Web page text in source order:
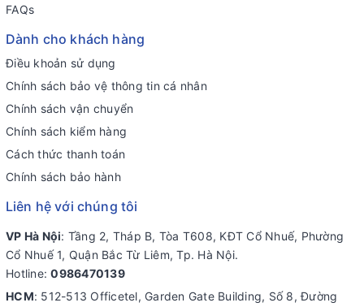
FAQs
Dành cho khách hàng
Điều khoản sử dụng
Chính sách bảo vệ thông tin cá nhân
Chính sách vận chuyển
Chính sách kiểm hàng
Cách thức thanh toán
Chính sách bảo hành
Liên hệ với chúng tôi
VP Hà Nội: Tầng 2, Tháp B, Tòa T608, KĐT Cổ Nhuế, Phường
Cổ Nhuế 1, Quận Bắc Từ Liêm, Tp. Hà Nội.
Hotline:0986470139
HCM: 512-513 Officetel, Garden Gate Building, Số 8, Đường